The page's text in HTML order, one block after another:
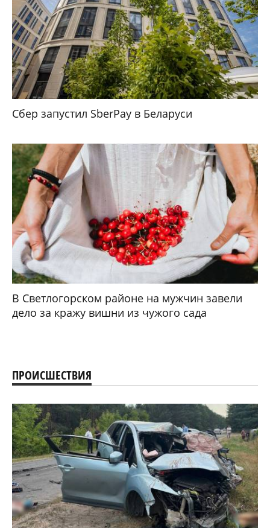
Сбер запустил SberPay в Беларуси
В Светлогорском районе на мужчин завели
дело за кражу вишни из чужого сада
ПРОИСШЕСТВИЯ